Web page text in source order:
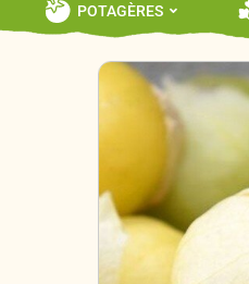
POTAGÈRES